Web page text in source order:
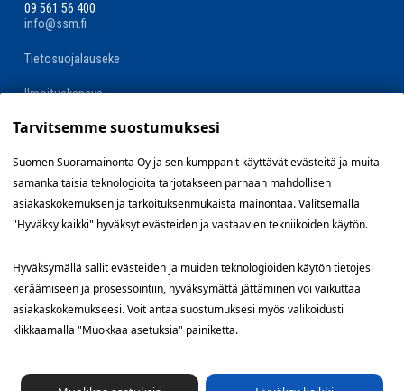
09 561 56 400
info@ssm.fi
Tietosuojalauseke
Ilmoituskanava
Evästevalinnat »
Oikopolut
Hae töitä
Blogi
Tarvitsemme suostumuksesi
Suomen Suoramainonta Oy ja sen kumppanit käyttävät evästeitä ja muita
samankaltaisia teknologioita tarjotakseen parhaan mahdollisen
asiakaskokemuksen ja tarkoituksenmukaista mainontaa. Valitsemalla
"Hyväksy kaikki" hyväksyt evästeiden ja vastaavien tekniikoiden käytön.
Hyväksymällä sallit evästeiden ja muiden teknologioiden käytön tietojesi
keräämiseen ja prosessointiin, hyväksymättä jättäminen voi vaikuttaa
asiakaskokemukseesi. Voit antaa suostumuksesi myös valikoidusti
klikkaamalla "Muokkaa asetuksia" painiketta.